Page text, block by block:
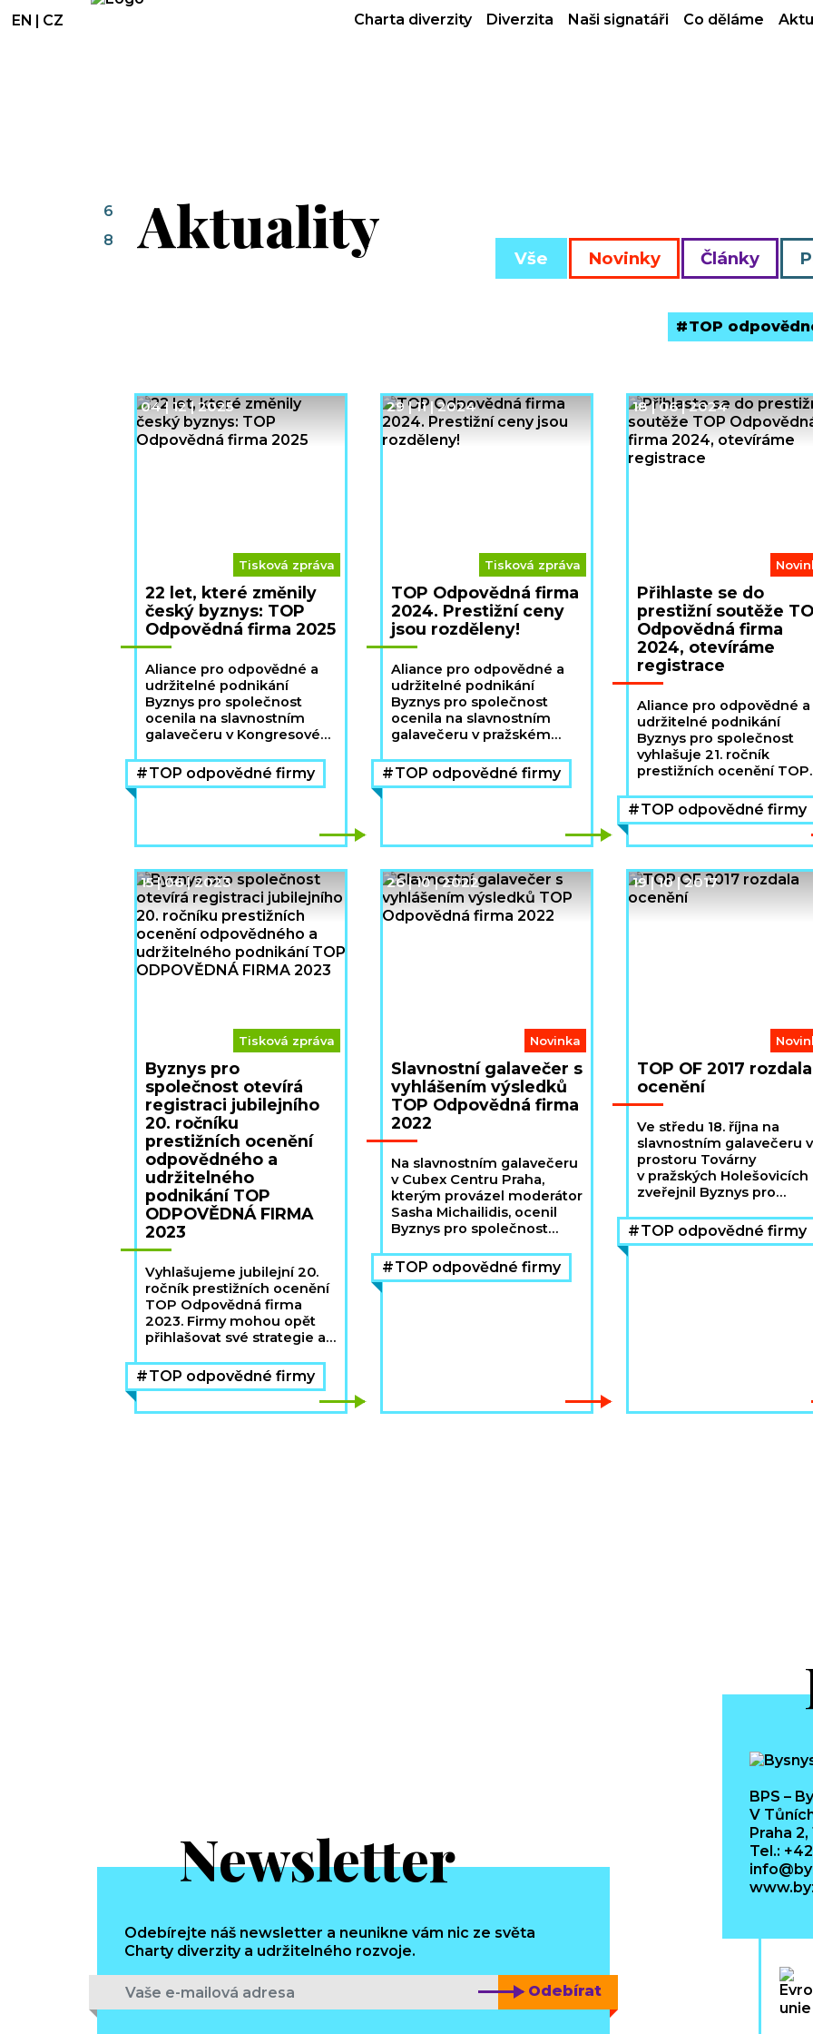
Charta diverzity Diverzita Naši signatáři Co děláme
EN | CZ
6
8
Aktuality Vše Novinky Články
TOP
Tisková zpráva
22 let, které změnily
český byznys: TOP
Odpovědná firma 2025
04 | 12 | 2025
Aliance pro odpovědné a
udržitelné podnikání
Byznys pro společnost
ocenila na slavnostním
galavečeru v Kongresovém
banky v Praze TOP
Odpovědné firmy 2025
TOP odpovědné firmy
Tisková zpráva
TOP Odpovědná firma
2024. Prestižní ceny
jsou rozděleny!
29 | 11 | 2024
Aliance pro odpovědné a
udržitelné podnikání
Byznys pro společnost
ocenila na slavnostním
galavečeru v pražském
Odpovědné firmy roku
2024.
TOP odpovědné firmy
Přihlaste se do
prestižní soutěže
Odpovědná firma
2024, otevíráme
registrace
18 | 06 | 2024
Aliance pro odpovědné a
udržitelné podnikání
Byznys pro společnost
vyhlašuje 21. ročník
prestižních ocenění TOP
Firmy mohou opět
přihlašovat své strategie
projekty, a to od 19.
do 12.září 2024.
TOP odpovědné firmy
Tisková zpráva
Byznys pro
společnost otevírá
registraci jubilejního
20. ročníku
prestižních ocenění
odpovědného a
udržitelného
podnikání TOP
ODPOVĚDNÁ FIRMA
2023
15 | 06 | 2023
Vyhlašujeme jubilejní 20.
ročník prestižních ocenění
TOP Odpovědná firma
2023. Firmy mohou opět
přihlašovat své strategie a
do 7. září 2023.
Leitmotivem celého
inovace, ke kterým
TOP odpovědné firmy
Novinka
Slavnostní galavečer s
vyhlášením výsledků
TOP Odpovědná firma
2022
26 | 10 | 2022
Na slavnostním galavečeru
v Cubex Centru Praha,
kterým provázel moderátor
Sasha Michailidis, ocenil
Byznys pro společnost
roku 2022.
TOP odpovědné firmy
TOP OF 2017 rozdala
ocenění
19 | 10 | 2017
Ve středu 18. října na
slavnostním galavečeru v
prostoru Továrny
v pražských Holešovicích
zveřejnil Byznys pro
ročníku ocenění TOP
Odpovědná firma.
TOP odpovědné firmy
Newsletter
Odebírejte náš newsletter a neunikne vám nic ze světa
Charty diverzity a udržitelného rozvoje.
Odebírat
BPS –
V
Praha 2,
Tel.: